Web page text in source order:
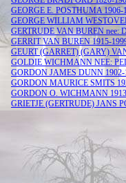
GEORGE E. POSTHUMA 1906-
GEORGE WILLIAM
GERTRUDE VAN BUREN nee:
GERRIT VAN BUREN 1915-
GEURT (GARRET) (GARY)
GOLDIE WICHMANN NEE:
GORDON JAMES DUNN 1902-
GORDON MAURICE SMITS
GORDON O. WICHMANN
GRIETJE (GERTRUDE) JANS